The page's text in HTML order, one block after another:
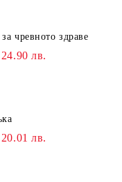
чревното здраве
24.90 лв.
20.01 лв.